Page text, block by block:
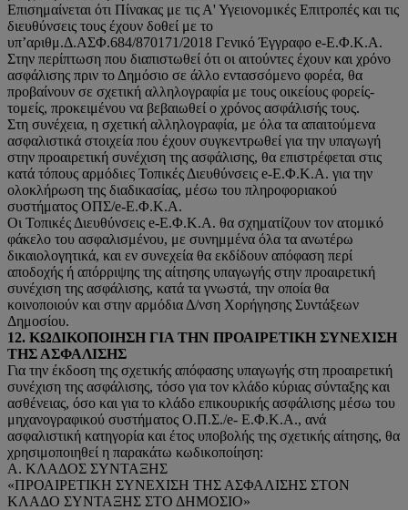
Επισημαίνεται ότι Πίνακας με τις Α' Υγειονομικές Επιτροπές και τις
διευθύνσεις τους έχουν δοθεί με το
υπ’αριθμ.Δ.ΑΣΦ.684/870171/2018 Γενικό Έγγραφο e-Ε.Φ.Κ.Α.
Στην περίπτωση που διαπιστωθεί ότι οι αιτούντες έχουν και χρόνο
ασφάλισης πριν το Δημόσιο σε άλλο εντασσόμενο φορέα, θα
προβαίνουν σε σχετική αλληλογραφία με τους οικείους φορείς-
τομείς, προκειμένου να βεβαιωθεί ο χρόνος ασφάλισής τους.
Στη συνέχεια, η σχετική αλληλογραφία, με όλα τα απαιτούμενα
ασφαλιστικά στοιχεία που έχουν συγκεντρωθεί για την υπαγωγή
στην προαιρετική συνέχιση της ασφάλισης, θα επιστρέφεται στις
κατά τόπους αρμόδιες Τοπικές Διευθύνσεις e-Ε.Φ.Κ.Α. για την
ολοκλήρωση της διαδικασίας, μέσω του πληροφοριακού
συστήματος ΟΠΣ/e-Ε.Φ.Κ.Α.
Οι Τοπικές Διευθύνσεις e-Ε.Φ.Κ.Α. θα σχηματίζουν τον ατομικό
φάκελο του ασφαλισμένου, με συνημμένα όλα τα ανωτέρω
δικαιολογητικά, και εν συνεχεία θα εκδίδουν απόφαση περί
αποδοχής ή απόρριψης της αίτησης υπαγωγής στην προαιρετική
συνέχιση της ασφάλισης, κατά τα γνωστά, την οποία θα
κοινοποιούν και στην αρμόδια Δ/νση Χορήγησης Συντάξεων
Δημοσίου.
12. ΚΩΔΙΚΟΠΟΙΗΣΗ ΓΙΑ ΤΗΝ ΠΡΟΑΙΡΕΤΙΚΗ ΣΥΝΕΧΙΣΗ
ΤΗΣ ΑΣΦΑΛΙΣΗΣ
Για την έκδοση της σχετικής απόφασης υπαγωγής στη προαιρετική
συνέχιση της ασφάλισης, τόσο για τον κλάδο κύριας σύνταξης και
ασθένειας, όσο και για το κλάδο επικουρικής ασφάλισης μέσω του
μηχανογραφικού συστήματος Ο.Π.Σ./e- Ε.Φ.Κ.Α., ανά
ασφαλιστική κατηγορία και έτος υποβολής της σχετικής αίτησης, θα
χρησιμοποιηθεί η παρακάτω κωδικοποίηση:
Α. ΚΛΑΔΟΣ ΣΥΝΤΑΞΗΣ
«ΠΡΟΑΙΡΕΤΙΚΗ ΣΥΝΕΧΙΣΗ ΤΗΣ ΑΣΦΑΛΙΣΗΣ ΣΤΟΝ
ΚΛΑΔΟ ΣΥΝΤΑΞΗΣ ΣΤΟ ΔΗΜΟΣΙΟ»